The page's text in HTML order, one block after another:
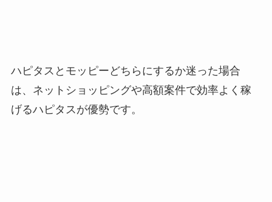
ハピタスとモッピーどちらにするか迷った場合
は、ネットショッピングや高額案件で効率よく稼
げるハピタスが優勢です。